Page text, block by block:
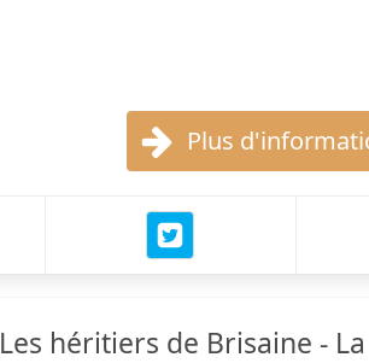
Plus
Les héritiers de Brisaine -